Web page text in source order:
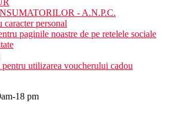
in timpul zilei, cafea, ceai
si non-alcoolice (10:00-24:00)
la barul de pe plaja (11:00-15:00), bauturi pe
- A.N.P.C.
caracter personal
paginile noastre de pe retelele sociale
utilizarea voucherului cadou
18 pm